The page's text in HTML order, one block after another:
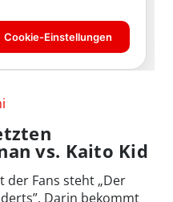
vs. Kaito Kid
der Fans steht „Der
Darin bekommt